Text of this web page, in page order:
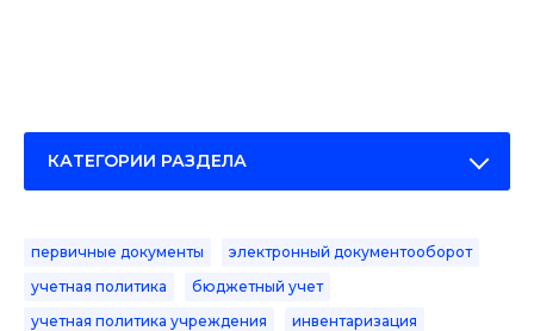
КАТЕГОРИИ РАЗДЕЛА
первичные документы
электронный документооборот
учетная политика
бюджетный учет
учетная политика учреждения
инвентаризация